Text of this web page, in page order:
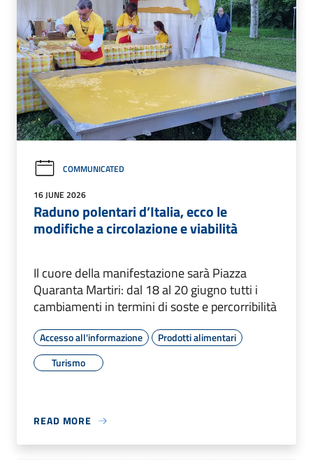
COMMUNICATED
16 JUNE 2026
Raduno polentari d’Italia, ecco le
modifiche a circolazione e viabilità
Il cuore della manifestazione sarà Piazza
Quaranta Martiri: dal 18 al 20 giugno tutti i
cambiamenti in termini di soste e percorribilità
Accesso all'informazione
Prodotti alimentari
Turismo
READ MORE